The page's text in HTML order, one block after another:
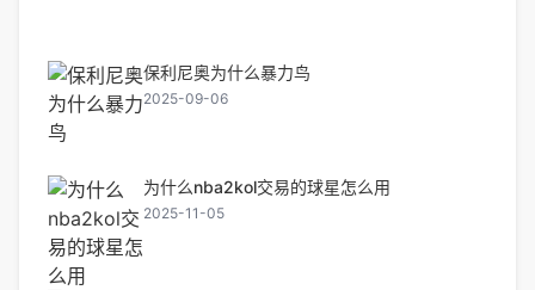
保利尼奥为什么暴力鸟
2025-09-06
为什么nba2kol交易的球星怎么用
2025-11-05